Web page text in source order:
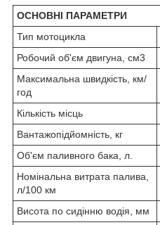
ОСНОВНІ ПАРАМЕТРИ
Тип мотоцикла
Робочий об'єм двигуна, см3
Максимальна швидкість, км/
год
Кількість місць
Вантажопідйомність, кг
Об'єм паливного бака, л.
Номінальна витрата палива,
л/100 км
Висота по сидінню водія, мм